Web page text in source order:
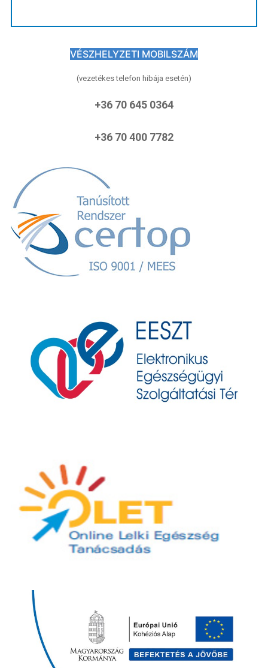
VÉSZHELYZETI MOBILSZÁM
(vezetékes telefon hibája esetén)
+36 70 645 0364
+36 70 400 7782